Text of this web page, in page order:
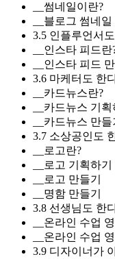
__썸네일이란?
__블로그 썸네일
3.5 인플루언서
__인스타 피드란
__인스타 피드 만
3.6 마케터도 한
__카드뉴스란?
__카드뉴스 기획
__카드뉴스 만들
3.7 소상공인도
__로고란?
__로고 기획하기
__로고 만들기
__명함 만들기
3.8 선생님도 한
__온라인 수업
__온라인 수업
3.9 디자이너가